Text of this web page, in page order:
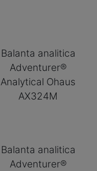
Balanta analitica
Adventurer®
Analytical Ohaus
AX324M
Balanta analitica
Adventurer®